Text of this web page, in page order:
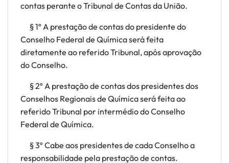
contas perante o Tribunal de Contas da União.
§ 1º A prestação de contas do presidente do
Conselho Federal de Química será feita
diretamente ao referido Tribunal, após aprovação
do Conselho.
§ 2º A prestação de contas dos presidentes dos
Conselhos Regionais de Química será feita ao
referido Tribunal por intermédio do Conselho
Federal de Química.
§ 3º Cabe aos presidentes de cada Conselho a
responsabilidade pela prestação de contas.